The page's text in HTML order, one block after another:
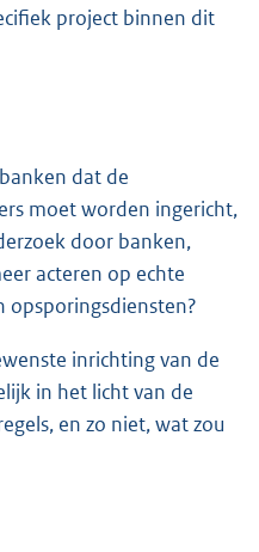
project binnen dit
dat de
moet worden ingericht,
door banken,
acteren op echte
opsporingsdiensten?
inrichting van de
in het licht van de
en zo niet, wat zou